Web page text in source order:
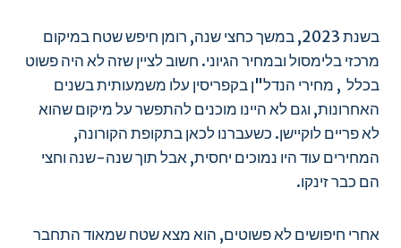
בשנת 2023, במשך כחצי שנה, רומן חיפש שטח במיקום
מרכזי בלימסול ובמחיר הגיוני. חשוב לציין שזה לא היה פשוט
בכלל , מחירי הנדל"ן בקפריסין עלו משמעותית בשנים
האחרונות, וגם לא היינו מוכנים להתפשר על מיקום שהוא
לא פריים לוקיישן. כשעברנו לכאן בתקופת הקורונה,
המחירים עוד היו נמוכים יחסית, אבל תוך שנה-שנה וחצי
הם כבר זינקו.
אחרי חיפושים לא פשוטים, הוא מצא שטח שמאוד התחבר